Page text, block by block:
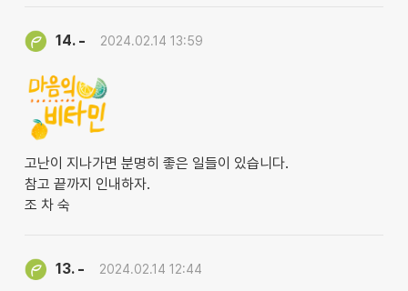
14. - 2024.02.14 13:59
고난이 지나가면 분명히 좋은 일들이 있습니다.
참고 끝까지 인내하자.
조 차 숙
13. - 2024.02.14 12:44